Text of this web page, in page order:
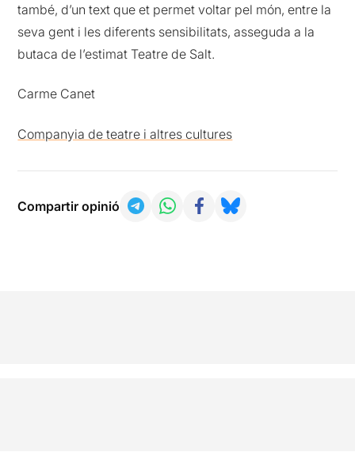
també, d’un text que et permet voltar pel món, entre la
seva gent i les diferents sensibilitats, asseguda a la
butaca de l’estimat Teatre de Salt.
Carme Canet
Companyia de teatre i altres cultures
Compartir opinió